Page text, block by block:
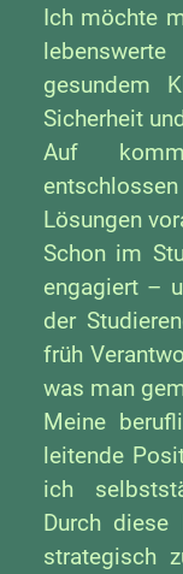
Ich möchte
gesundem
Sicherheit
Auf
Lösungen
Schon im
engagiert –
der
früh
was man
Meine
leitende
ich
Durch diese
strategisch